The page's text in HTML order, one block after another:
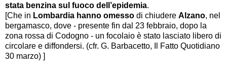
stata benzina sul fuoco dell’epidemia.
[Che in Lombardia hanno omesso di chiudere Alzano, nel
bergamasco, dove - presente fin dal 23 febbraio, dopo la
zona rossa di Codogno - un focolaio è stato lasciato libero di
circolare e diffondersi. (cfr. G. Barbacetto, Il Fatto Quotidiano
30 marzo) ]